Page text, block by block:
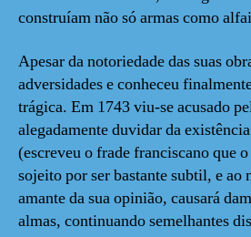
construíam não só armas como
Apesar da notoriedade das suas
adversidades e conheceu
trágica. Em 1743 viu-se acusado
alegadamente duvidar da
(escreveu o frade franciscano que
sojeito por ser bastante subtil, e ao
amante da sua opinião, causará
almas, continuando semelhantes